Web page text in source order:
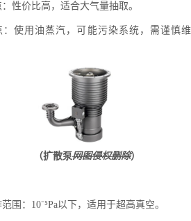
性价比高，适合大气量抽取。
：使用油蒸汽，可能污染系统，需谨慎维
（扩散泵网图侵权删除）
围：10⁻⁵Pa以下，适用于超高真空。